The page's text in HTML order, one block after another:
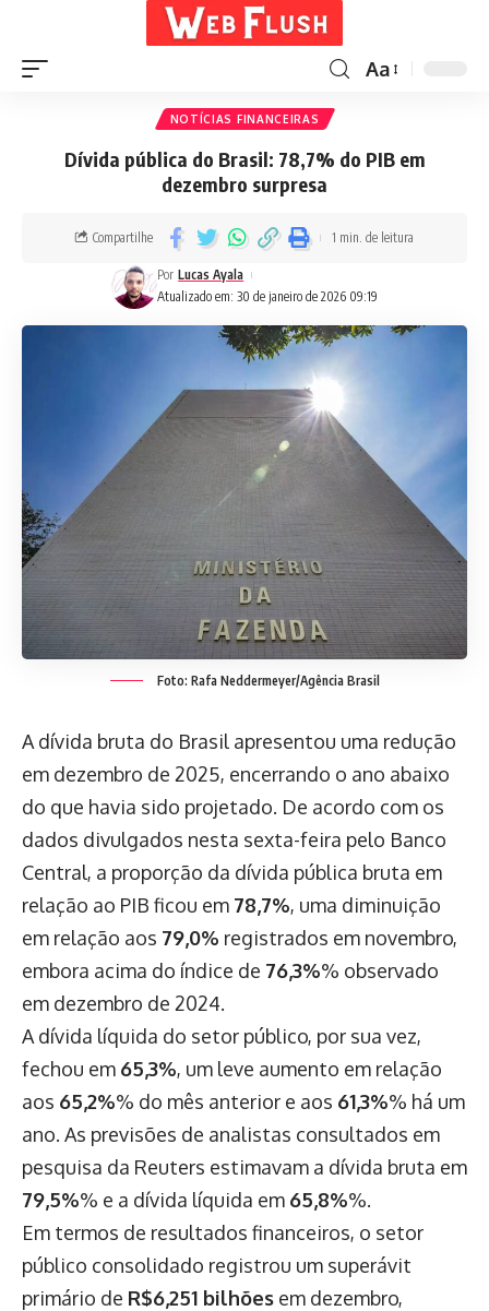
Aa
NOTÍCIAS FINANCEIRAS
Dívida pública do Brasil: 78,7% do PIB em
dezembro surpresa
Atualizado em: 30 de janeiro de 2026 09:19
Por Lucas Ayala
Compartilhe 1 min. de leitura
Foto: Rafa Neddermeyer/Agência Brasil
A dívida bruta do Brasil apresentou uma redução
em dezembro de 2025, encerrando o ano abaixo
do que havia sido projetado. De acordo com os
dados divulgados nesta sexta-feira pelo Banco
Central, a proporção da dívida pública bruta em
relação ao PIB ficou em 78,7%, uma diminuição
em relação aos 79,0% registrados em novembro,
embora acima do índice de 76,3%% observado
em dezembro de 2024.
A dívida líquida do setor público, por sua vez,
fechou em 65,3%, um leve aumento em relação
aos 65,2%% do mês anterior e aos 61,3%% há um
ano. As previsões de analistas consultados em
pesquisa da Reuters estimavam a dívida bruta em
79,5%% e a dívida líquida em 65,8%%.
Em termos de resultados financeiros, o setor
público consolidado registrou um superávit
primário de R$6,251 bilhões em dezembro,